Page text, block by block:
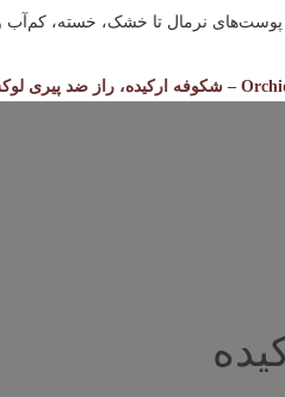
پوست‌های نرمال تا خشک، خسته، کم‌آب و